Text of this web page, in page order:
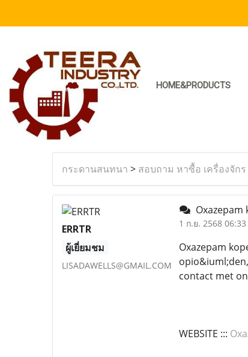
HOME&PRODUCTS
กระดานสนทนา > สอบถาม หาซื้อ เครื่องจัก
ERRTR
ผู้เยี่ยมชม
LISADAWELLS@GMAIL.COM
Oxazepam
1 ก.ย. 2568 06:33
Oxazepam
contact met
WEBSITE :::